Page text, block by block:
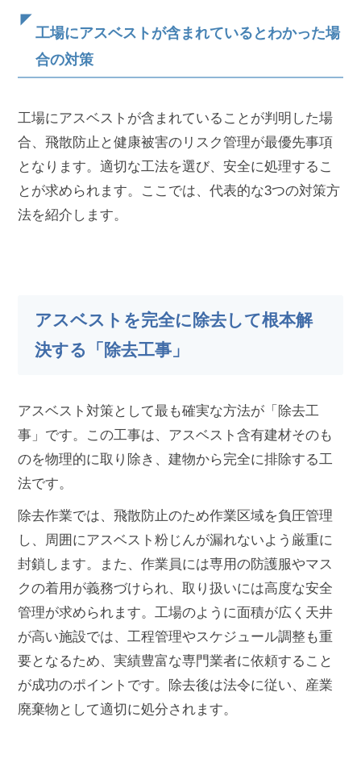
工場にアスベストが含まれているとわかった場
合の対策
工場にアスベストが含まれていることが判明した場
合、飛散防止と健康被害のリスク管理が最優先事項
となります。適切な工法を選び、安全に処理するこ
とが求められます。ここでは、代表的な3つの対策方
法を紹介します。
アスベストを完全に除去して根本解
決する「除去工事」
アスベスト対策として最も確実な方法が「除去工
事」です。この工事は、アスベスト含有建材そのも
のを物理的に取り除き、建物から完全に排除する工
法です。
除去作業では、飛散防止のため作業区域を負圧管理
し、周囲にアスベスト粉じんが漏れないよう厳重に
封鎖します。また、作業員には専用の防護服やマス
クの着用が義務づけられ、取り扱いには高度な安全
管理が求められます。工場のように面積が広く天井
が高い施設では、工程管理やスケジュール調整も重
要となるため、実績豊富な専門業者に依頼すること
が成功のポイントです。除去後は法令に従い、産業
廃棄物として適切に処分されます。